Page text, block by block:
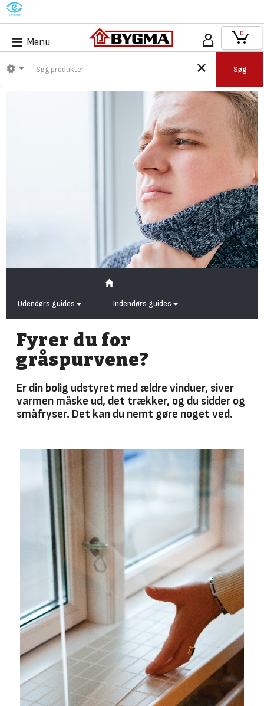
M
Menu
Søg
0
Udendørs guides Indendørs guides
Fyrer du for
gråspurvene?
Er din bolig udstyret med ældre vinduer, siver
varmen måske ud, det trækker, og du sidder og
småfryser. Det kan du nemt gøre noget ved.